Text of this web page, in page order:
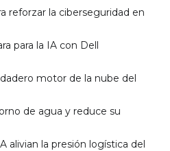
reforzar la ciberseguridad en
para la IA con Dell
motor de la nube del
de agua y reduce su
alivian la presión logística del